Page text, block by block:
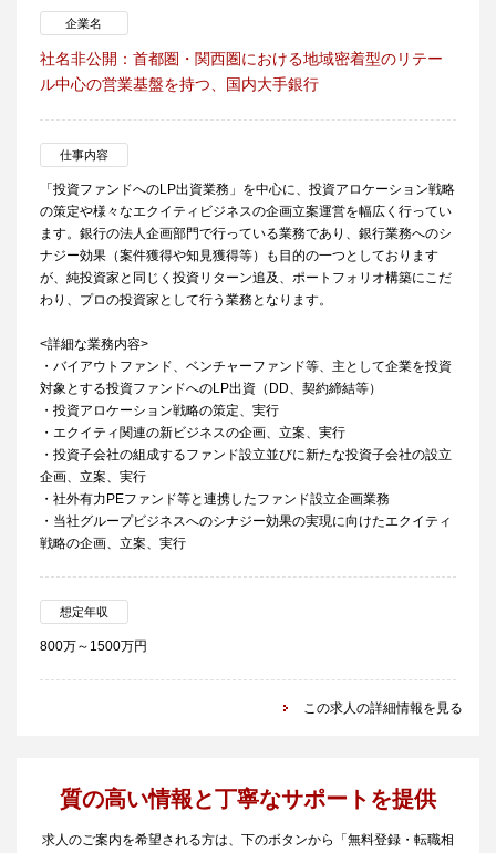
企業名
社名非公開：首都圏・関西圏における地域密着型のリテー
ル中心の営業基盤を持つ、国内大手銀行
仕事内容
「投資ファンドへのLP出資業務」を中心に、投資アロケーション戦略
の策定や様々なエクイティビジネスの企画立案運営を幅広く行ってい
ます。銀行の法人企画部門で行っている業務であり、銀行業務へのシ
ナジー効果（案件獲得や知見獲得等）も目的の一つとしております
が、純投資家と同じく投資リターン追及、ポートフォリオ構築にこだ
わり、プロの投資家として行う業務となります。
<詳細な業務内容>
・バイアウトファンド、ベンチャーファンド等、主として企業を投資
対象とする投資ファンドへのLP出資（DD、契約締結等）
・投資アロケーション戦略の策定、実行
・エクイティ関連の新ビジネスの企画、立案、実行
・投資子会社の組成するファンド設立並びに新たな投資子会社の設立
企画、立案、実行
・社外有力PEファンド等と連携したファンド設立企画業務
・当社グループビジネスへのシナジー効果の実現に向けたエクイティ
戦略の企画、立案、実行
想定年収
800万～1500万円
この求人の詳細情報を見る
質の高い情報と丁寧なサポートを提供
求人のご案内を希望される方は、下のボタンから「無料登録・転職相